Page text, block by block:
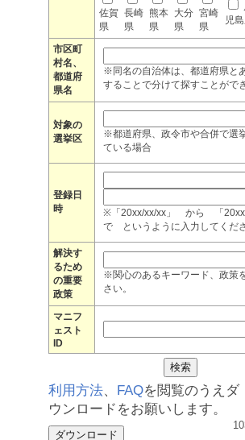
佐賀
県
長崎
県
熊本
県
大分
県
宮崎
県
児
市区町
村名、
都道府
県名
※同名の自治体は、都道府県と
することで分けて探すことがで
対象の
選挙区
※都道府県、政令市や合併で選
ている場合
登録日
時
※「20xx/xx/xx」 から 「20xx/
で というように入力してくださ
解決す
るため
の重要
政策
※関心のあるキーワード、政策
さい。
マニフ
ェスト
ID
利用方法、 FAQを閲覧のうえダ
ウンロードをお願いします。